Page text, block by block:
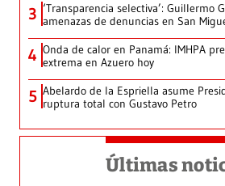
3 ‘Transparencia selectiva’: Guillermo
amenazas de denuncias en San
4 Onda de calor en Panamá: IMHPA
extrema en Azuero hoy
5 Abelardo de la Espriella asume
ruptura total con Gustavo Petro
Últimas